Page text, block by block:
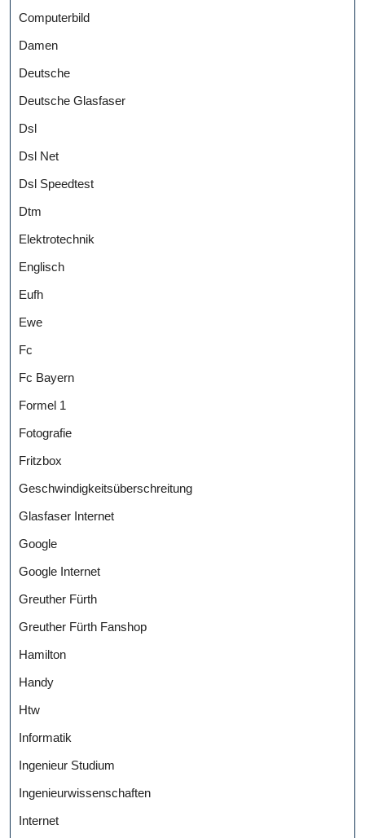
Computerbild
Damen
Deutsche
Deutsche Glasfaser
Dsl
Dsl Net
Dsl Speedtest
Dtm
Elektrotechnik
Englisch
Eufh
Ewe
Fc
Fc Bayern
Formel 1
Fotografie
Fritzbox
Geschwindigkeitsüberschreitung
Glasfaser Internet
Google
Google Internet
Greuther Fürth
Greuther Fürth Fanshop
Hamilton
Handy
Htw
Informatik
Ingenieur Studium
Ingenieurwissenschaften
Internet